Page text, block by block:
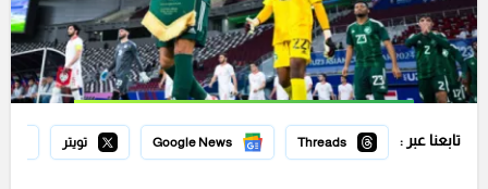
تابعنا عبر : Threads
Google News تويتر